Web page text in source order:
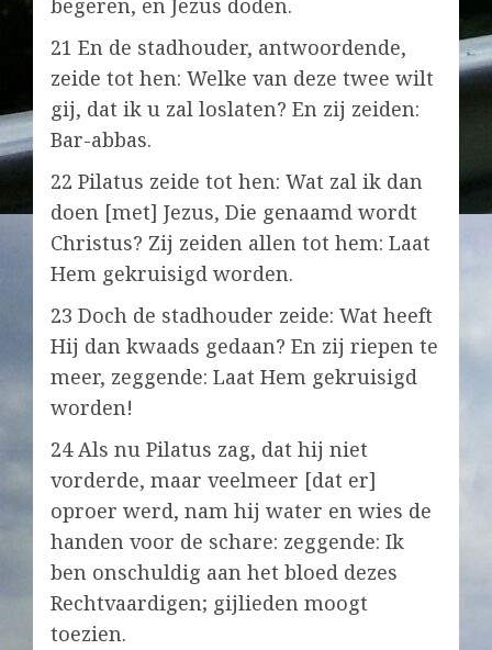
21 En de stadhouder, antwoordende,
zeide tot hen: Welke van deze twee wilt
gij, dat ik u zal loslaten? En zij zeiden:
Bar-abbas.
22 Pilatus zeide tot hen: Wat zal ik dan
doen [met] Jezus, Die genaamd wordt
Christus? Zij zeiden allen tot hem: Laat
Hem gekruisigd worden.
23 Doch de stadhouder zeide: Wat heeft
Hij dan kwaads gedaan? En zij riepen te
meer, zeggende: Laat Hem gekruisigd
worden!
24 Als nu Pilatus zag, dat hij niet
vorderde, maar veelmeer [dat er]
oproer werd, nam hij water en wies de
handen voor de schare: zeggende: Ik
ben onschuldig aan het bloed dezes
Rechtvaardigen; gijlieden moogt
toezien.